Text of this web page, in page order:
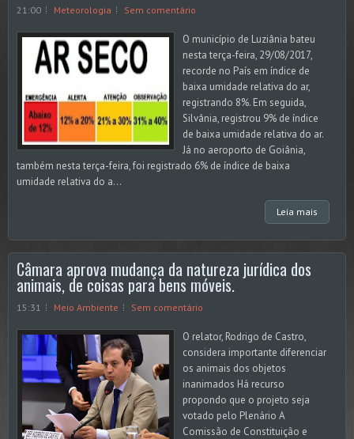
21:00 Meteorologia Sem comentário
O município de Luziânia bateu
nesta terça-feira, 29/08/2017,
recorde no País em índice de
baixa umidade relativa do ar,
registrando 8%. Em seguida,
Silvânia, registrou 9% de índice
de baixa umidade relativa do ar.
Já no aeroporto de Goiânia,
também nesta terça-feira, foi registrado 6% de índice de baixa
umidade relativa do a...
Leia mais
Câmara aprova mudança da natureza jurídica dos
animais, de coisas para bens móveis.
15:31 Meio Ambiente Sem comentário
O relator, Rodrigo de Castro,
considera importante diferenciar
os animais dos objetos
inanimados Há recurso
propondo que o projeto seja
votado pelo Plenário A
Comissão de Constituição e